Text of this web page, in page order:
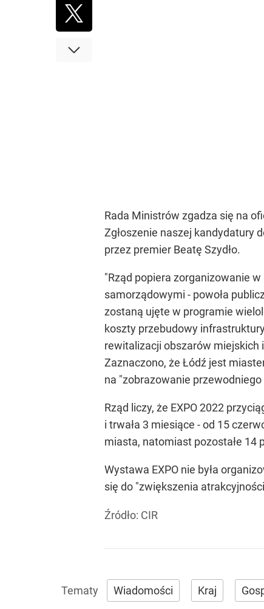
Rada Ministrów zgadza się na
Zgłoszenie naszej kandydatury
przez premier Beatę Szydło.
"Rząd popiera zorganizowanie
samorządowymi - powoła
zostaną ujęte w programie
koszty przebudowy
rewitalizacji obszarów miejskich
Zaznaczono, że Łódź jest
na "zobrazowanie
Rząd liczy, że EXPO 2022
i trwała 3 miesiące - od 15
miasta, natomiast pozostałe 14
Wystawa EXPO nie była
się do "zwiększenia
Źródło: CIR
Wiadomości Kraj